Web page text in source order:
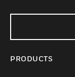
PRODUCTS